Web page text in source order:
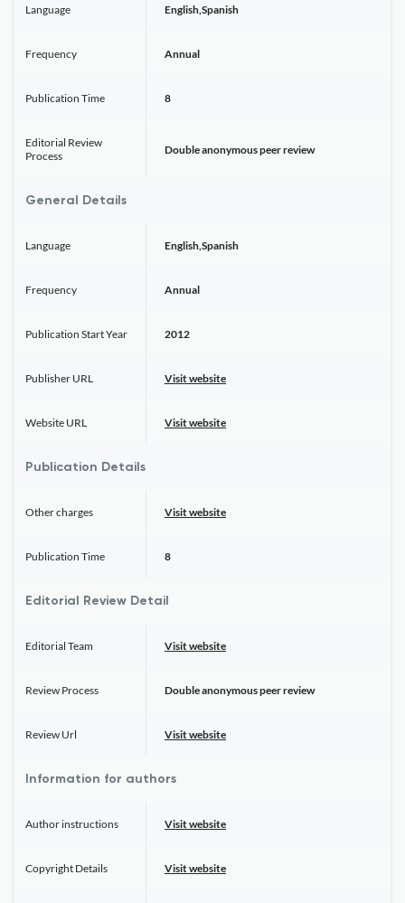
Language English,Spanish
Frequency Annual
Publication Time 8
Editorial Review
Process
Double anonymous peer review
General Details
Language English,Spanish
Frequency Annual
Publication Start Year 2012
Publisher URL Visit website
Website URL Visit website
Publication Details
Other charges Visit website
Publication Time 8
Editorial Review Detail
Editorial Team Visit website
Review Process Double anonymous peer review
Review Url Visit website
Information for authors
Author instructions Visit website
Copyright Details Visit website